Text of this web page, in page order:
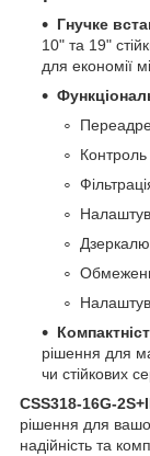
Гнучке
10" та 19"
для економії
рішення для
чи стійкових
CSS318-16G-
рішення для
надійність та